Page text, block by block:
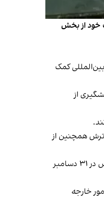
مجمع عمومی سازمان ملل انتخاب شد. او با کسب ۹۹ رای از مجموع ۱۹۰ رای، رقیب خود از بخش
کمک
از
همچنین از
ریاست خلیل الرحمان هم‌زمان خواهد بود با یکی از مهم‌ترین رویدادها در تقویم سازمان ملل: انتخاب جانشین آنتونیو گوترش، دبیرکل این سازمان، که دوره ماموریتش در ۳۱ دسامبر
خارجه